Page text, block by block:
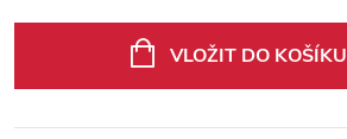
VLOŽIT DO KOŠÍKU